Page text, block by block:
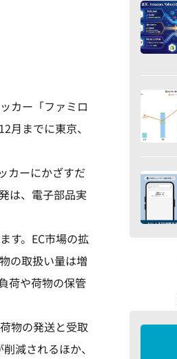
カー「ファミロ
月までに東京、
カーにかざすだ
は、電子部品実
す。EC市場の拡
の取扱い量は増
荷や荷物の保管
物の発送と受取
減されるほか、